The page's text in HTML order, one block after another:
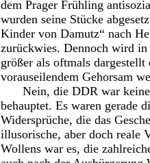
dem Prager Frühling
wurden seine Stücke
Kinder von Damutz“ nach
zurückwies. Dennoch wird
größer als oftmals
vorauseilendem Gehorsam
Nein, die DDR war
behauptet. Es waren gerade
Widersprüche, die das
illusorische, aber doch reale
Wollens war es, die